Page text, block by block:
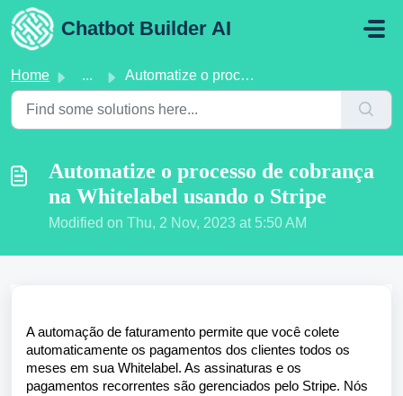
Skip to main content
Chatbot Builder AI
Home ... Automatize o processo de cobrança na Whitelabel usando o ...
Automatize o processo de cobrança
na Whitelabel usando o Stripe
Modified on Thu, 2 Nov, 2023 at 5:50 AM
A automação de faturamento permite que você colete
automaticamente os pagamentos dos clientes todos os
meses em sua Whitelabel. As assinaturas e os
pagamentos recorrentes são gerenciados pelo Stripe. Nós